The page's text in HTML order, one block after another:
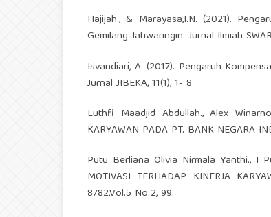
Hajijah., & Marayasa,I.N. (2021).
Gemilang Jatiwaringin. Jurnal Ilmiah
Isvandiari, A. (2017). Pengaruh
Jurnal JIBEKA, 11(1), 1- 8
Luthfi Maadjid Abdullah., Alex
KARYAWAN PADA PT. BANK NEGARA
Putu Berliana Olivia Nirmala Yanthi., I
MOTIVASI TERHADAP KINERJA
8782,Vol.5 No.2, 99.